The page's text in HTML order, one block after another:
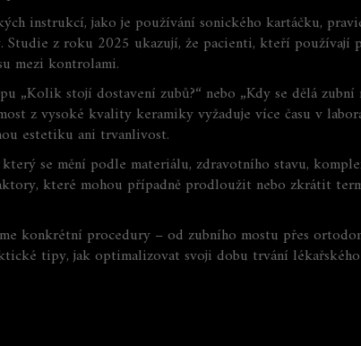
instrukcí, jako je používání sonického kartáčku,
z roku 2025 ukazují, že pacienti, kteří používají
mezi kontrolami.
„Kolik stojí dostavení zubů?“ nebo „Kdy se dělá
z vysoké kvality keramiky vyžaduje více času v
estetiku ani trvanlivost.
se mění podle materiálu, zdravotního stavu,
které mohou případně prodloužit nebo zkrátit
konkrétní procedury – od zubního mostu přes
tipy, jak optimalizovat svoji dobu trvání